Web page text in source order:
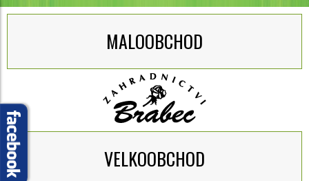
MALOOBCHOD
VELKOOBCHOD